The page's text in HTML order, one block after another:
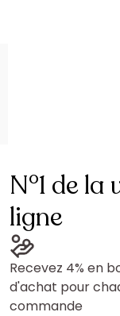
N°1 de
ligne
Recevez 4% en
d'achat pour
commande